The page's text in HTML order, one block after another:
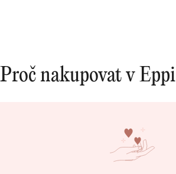
ČISTOTA:
SI3
Proč nakupovat v Eppi